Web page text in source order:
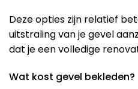
Deze opties zijn relatief
uitstraling van je gevel
dat je een volledige
Wat kost gevel bekleden?